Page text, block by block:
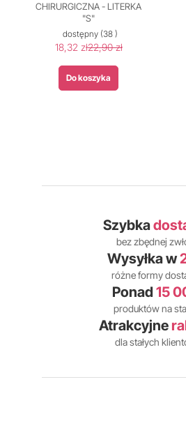
CHIRURGICZNA - LITERKA
"S"
dostępny (38 )
18,32 zł22,90 zł
Do koszyka
Szybka
bez zbędnej
Wysyłka w
różne formy
Ponad 15
produktów na
Atrakcyjne
dla stałych